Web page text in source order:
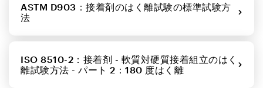
ASTM D903：接着剤のはく離試験の標準試験方
法
ISO 8510-2：接着剤 - 軟質対硬質接着組立のはく
離試験方法 - パート 2：180 度はく離